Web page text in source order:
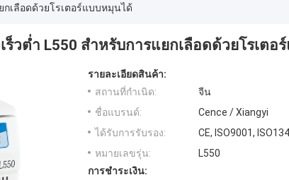
กเลือดด้วยโรเตอร์แบบหมุนได้
ร็วต่ำ L550 สำหรับการแยกเลือดด้วยโรเตอ
รายละเอียดสินค้า:
สถานที่กำเนิด:
จีน
ชื่อแบรนด์:
Cence / Xiangyi
ได้รับการรับรอง:
CE, ISO9001,
หมายเลขรุ่น:
L550
การชำระเงิน: